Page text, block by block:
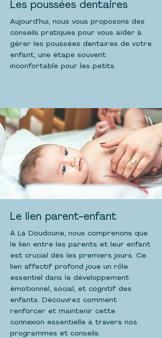
Les poussées dentaires
Aujourd'hui, nous vous proposons des
conseils pratiques pour vous aider à
gérer les poussées dentaires de votre
enfant, une étape souvent
inconfortable pour les petits.
Le lien parent-enfant
À La Doudoune, nous comprenons que
le lien entre les parents et leur enfant
est crucial dès les premiers jours. Ce
lien affectif profond joue un rôle
essentiel dans le développement
émotionnel, social, et cognitif des
enfants. Découvrez comment
renforcer et maintenir cette
connexion essentielle à travers nos
programmes et conseils.